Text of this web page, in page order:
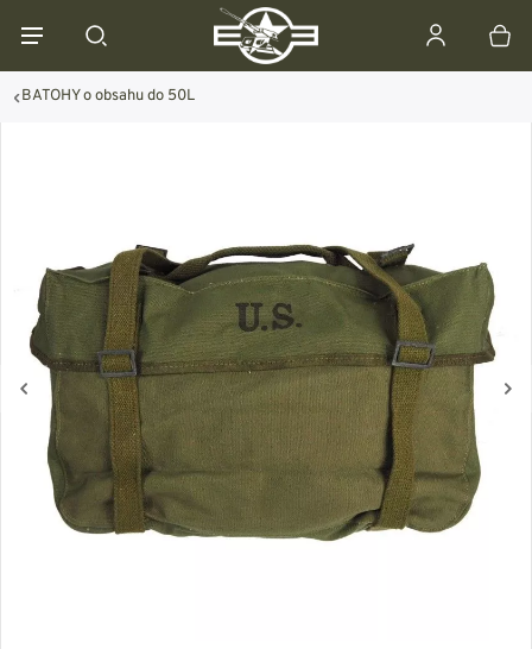
BATOHY o obsahu do 50L